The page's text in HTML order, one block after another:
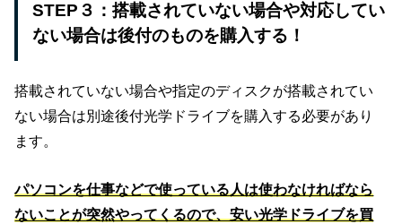
STEP３：搭載されていない場合や対応してい
ない場合は後付のものを購入する！
搭載されていない場合や指定のディスクが搭載されてい
ない場合は別途後付光学ドライブを購入する必要があり
ます。
パソコンを仕事などで使っている人は使わなければなら
ないことが突然やってくるので、安い光学ドライブを買